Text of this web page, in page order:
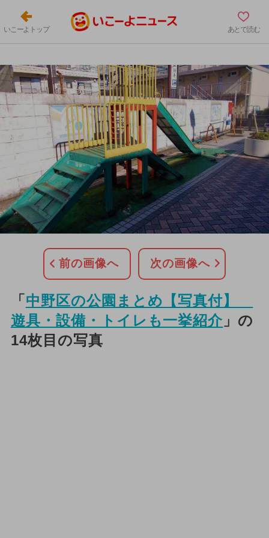
いこーよトップ あとで読む
前の画像へ 次の画像へ
「 中野区の公園まとめ【写真付】
遊具・設備・トイレも一挙紹介 」の
14枚目の写真